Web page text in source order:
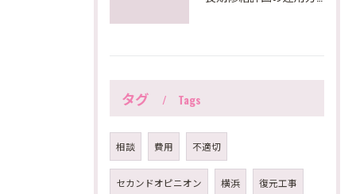
タグ Tags
相談 費用 不適切
セカンドオピニオン 横浜 復元工事